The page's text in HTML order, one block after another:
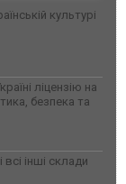
культурі
ліцензію на
безпека та
інші склади